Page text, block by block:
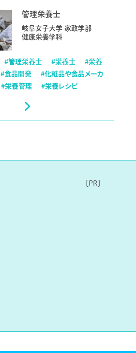
管理栄養士
岐阜女子大学 家政学部
健康栄養学科
#管理栄養士 #栄養士
#栄養
#食品開発
#化粧品や食品メーカ
#栄養管理 #栄養レシピ